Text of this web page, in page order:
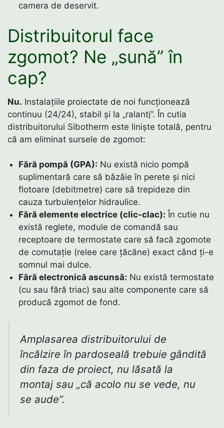
camera de deservit.
Distribuitorul face
zgomot? Ne „sună” în
cap?
Nu. Instalațiile proiectate de noi funcționează
continuu (24/24), stabil și la „ralanti”. În cutia
distribuitorului Sibotherm este liniște totală, pentru
că am eliminat sursele de zgomot:
Fără pompă (GPA): Nu există nicio pompă
suplimentară care să bâzâie în perete și nici
flotoare (debitmetre) care să trepideze din
cauza turbulențelor hidraulice.
Fără elemente electrice (clic-clac): În cutie nu
există reglete, module de comandă sau
receptoare de termostate care să facă zgomote
de comutație (relee care țăcăne) exact când ți-e
somnul mai dulce.
Fără electronică ascunsă: Nu există termostate
(cu sau fără triac) sau alte componente care să
producă zgomot de fond.
Amplasarea distribuitorului de
încălzire în pardoseală trebuie gândită
din faza de proiect, nu lăsată la
montaj sau „că acolo nu se vede, nu
se aude”.